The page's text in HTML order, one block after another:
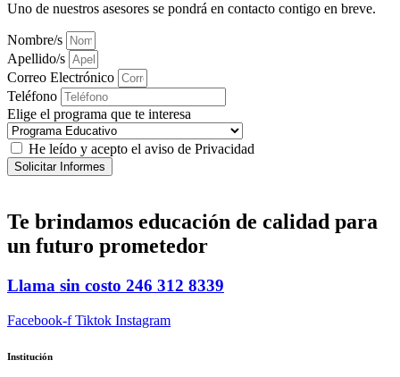
Uno de nuestros asesores se pondrá en contacto contigo en breve.
Nombre/s
Apellido/s
Correo Electrónico
Teléfono
Elige el programa que te interesa
He leído y acepto el aviso de Privacidad
Solicitar Informes
Te brindamos educación de calidad para
un futuro prometedor
Llama sin costo 246 312 8339
Facebook-f Tiktok Instagram
Institución